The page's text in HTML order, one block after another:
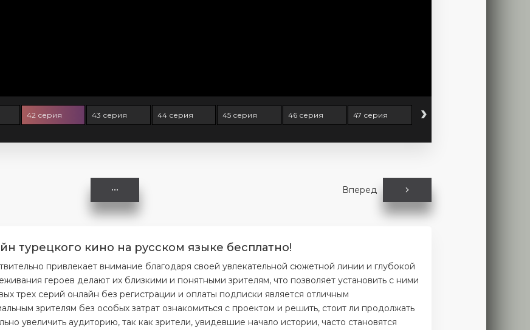
42 серия 43 серия 44 серия 45 серия 46 серия 47 серия ›
Вперед
турецкого кино на русском языке бесплатно!
привлекает внимание благодаря своей увлекательной сюжетной линии и глубокой
героев делают их близкими и понятными зрителям, что позволяет установить с ними
трех серий онлайн без регистрации и оплаты подписки является отличным
зрителям без особых затрат ознакомиться с проектом и решить, стоит ли продолжать
увеличить аудиторию, так как зрители, увидевшие начало истории, часто становятся